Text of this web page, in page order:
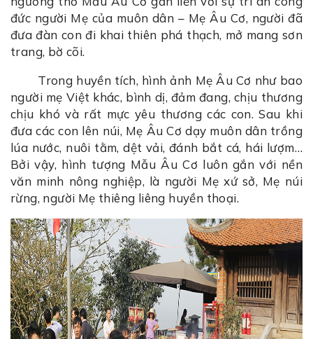
đức người Mẹ của muôn dân – Mẹ Âu Cơ, người đã
đưa đàn con đi khai thiên phá thạch, mở mang sơn
trang, bờ cõi.
Trong huyền tích, hình ảnh Mẹ Âu Cơ như bao
người mẹ Việt khác, bình dị, đảm đang, chịu thương
chịu khó và rất mực yêu thương các con. Sau khi
đưa các con lên núi, Mẹ Âu Cơ dạy muôn dân trồng
lúa nước, nuôi tằm, dệt vải, đánh bắt cá, hái lượm…
Bởi vậy, hình tượng Mẫu Âu Cơ luôn gắn với nền
văn minh nông nghiệp, là người Mẹ xứ sở, Mẹ núi
rừng, người Mẹ thiêng liêng huyền thoại.